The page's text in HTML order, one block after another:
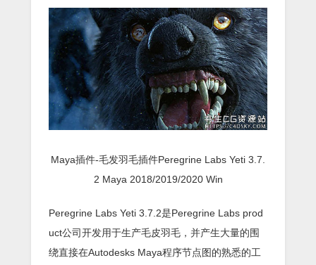
Maya插件-毛发羽毛插件Peregrine Labs Yeti 3.7.
2 Maya 2018/2019/2020 Win
Peregrine Labs Yeti 3.7.2是Peregrine Labs prod
uct公司开发用于生产毛皮羽毛，并产生大量的围
绕直接在Autodesks Maya程序节点图的熟悉的工